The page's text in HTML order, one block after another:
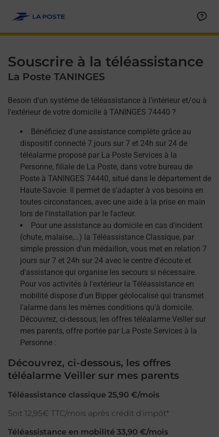
Souscrire à la téléassistance
La Poste TANINGES
Besoin d'un système de téléassistance à l'intérieur et/ou à
l'extérieur de votre domicile à TANINGES 74440 ?
Bénéficiez d'une assistance complète grâce au
dispositif connecté 7 jours sur 7 et 24h sur 24 de
téléalarme proposé par La Poste Services à la
Personne, filiale de La Poste, dans votre bureau de
Poste à TANINGES 74440, situé dans le département de
Haute-Savoie. Il permet de s'adapter à vos besoins en
toutes circonstances, avec une aide à la prise en main
lors de l'installation par le facteur.
Pour une assistance au domicile en cas d'incident
(chute, malaise,…) la Téléassistance Classique, par
simple pression d'un médaillon, vous met en relation 7
jours sur 7 et 24h sur 24 avec le centre d'écoute et
d'assistance qui organise les secours si nécessaire.
Pour vos activités à l'extérieur la Téléassistance en
mobilité dispose d'un Bipper géolocalisé qui transmet
l'alarme dans les mêmes conditions qu'à domicile.
Découvrez, ci-dessous, les offres téléalarme Veiller sur
mes parents, offre portée par La Poste Services à la
Personne :
Découvrez, ci-dessous, les offres
téléalarme Veiller sur mes parents
Téléassistance classique 25,90 €/mois
Soit 12,95€ TTC/mois après crédit d'impôt*
Téléassistance en mobilité 33,90 €/mois